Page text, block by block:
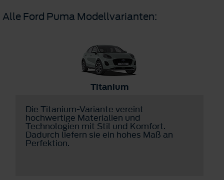
Alle Ford Puma Modellvarianten:
Titanium
Die Titanium-Variante vereint
hochwertige Materialien und
Technologien mit Stil und Komfort.
Dadurch liefern sie ein hohes Maß an
Perfektion.